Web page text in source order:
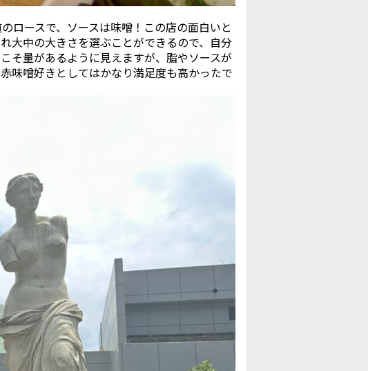
ロースで、ソースは味噌！この店の面白いと
大中の大きさを選ぶことができるので、自分
そ量があるように見えますが、脂やソースが
味噌好きとしてはかなり満足度も高かったで